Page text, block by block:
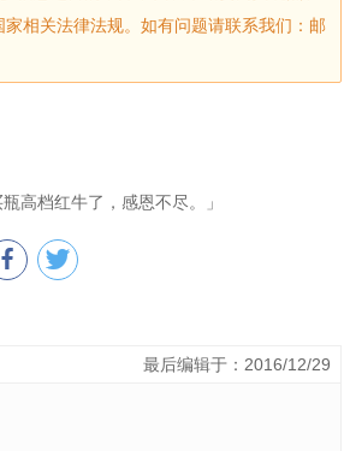
相关法律法规。如有问题请联系我们：邮
高档红牛了，感恩不尽。」
最后编辑于：2016/12/29